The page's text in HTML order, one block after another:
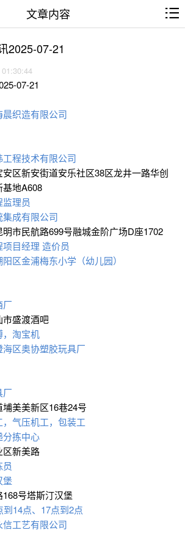
文章内容
2025-07-21
07-21
织造有限公司
工程技术有限公司
区新安街道安乐社区38区龙井一路华创
地A608
监理员
集成有限公司
市民航路699号融城金阶广场D座1702
目经理 造价员
区金浦梅东小学（幼儿园）
厂
盛渡酒吧
，淘宝机
海区奥协塑胶玩具厂
厂
美美新区16巷24号
，气压机工，包装工
分拣中心
区新美路
堡
号塔斯汀汉堡
到14点、17点到2点
工艺有限公司